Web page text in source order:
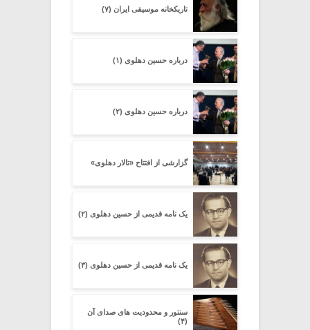
تاریکخانه موسیقی ایران (۷)
درباره حسین دهلوی (۱)
درباره حسین دهلوی (۲)
گزارشی از افتتاح «تالار دهلوی»
یک نامه قدیمی از حسین دهلوی (۲)
یک نامه قدیمی از حسین دهلوی (۳)
سنتور و محدودیت‌ های صدای آن
(۴)